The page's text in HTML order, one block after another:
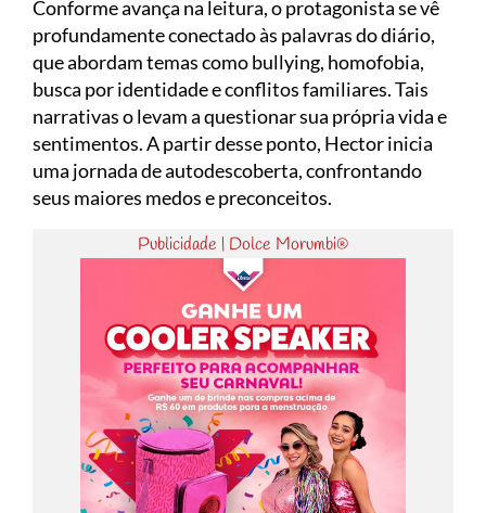
Conforme avança na leitura, o protagonista se vê
profundamente conectado às palavras do diário,
que abordam temas como bullying, homofobia,
busca por identidade e conflitos familiares. Tais
narrativas o levam a questionar sua própria vida e
sentimentos. A partir desse ponto, Hector inicia
uma jornada de autodescoberta, confrontando
seus maiores medos e preconceitos.
Publicidade | Dolce Morumbi®